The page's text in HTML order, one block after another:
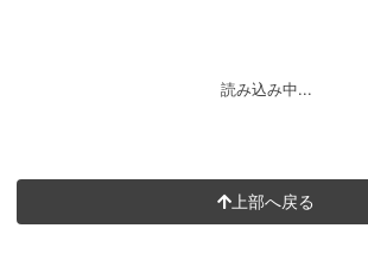
読み込み中...
上部へ戻る